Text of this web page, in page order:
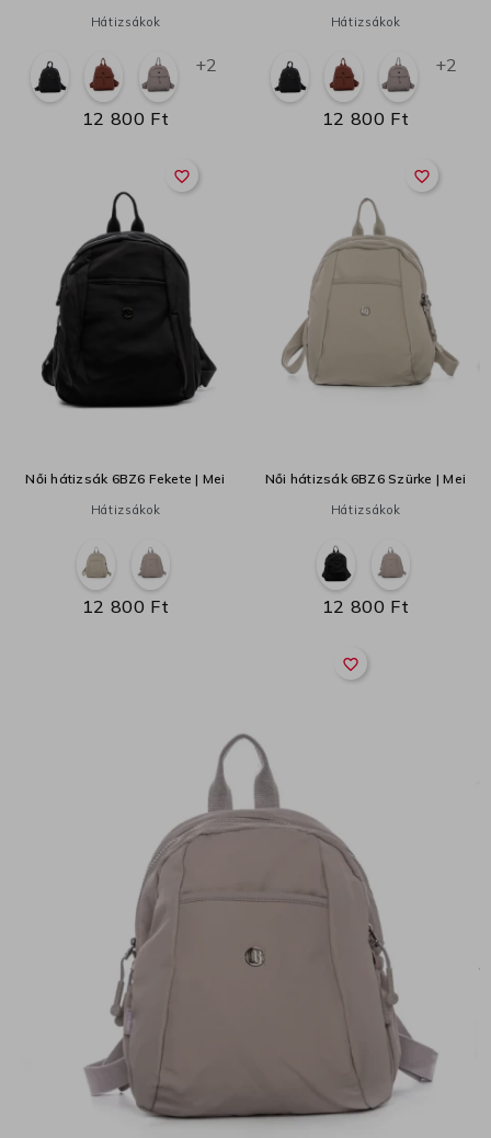
Hátizsákok
+2
12 800 Ft
Hátizsákok
+2
12 800 Ft
favorite_border
Női hátizsák 6BZ6 Fekete | Mei
Hátizsákok
12 800 Ft
favorite_border
Női hátizsák 6BZ6 Szürke | Mei
Hátizsákok
12 800 Ft
favorite_border